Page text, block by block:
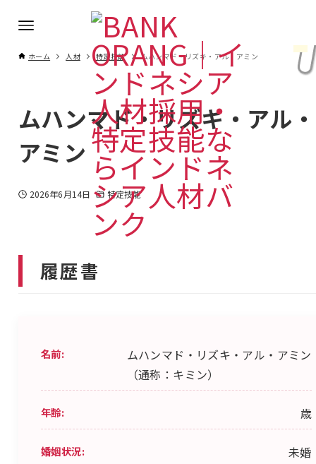
ホーム 人材 特定技能 ムハンマド・リズキ・アル・アミン
ムハンマド・リズキ・アル・
アミン
2026年6月14日 特定技能
履歴書
名前:
ムハンマド・リズキ・アル・アミン
（通称：キミン）
年齢: 歳
婚姻状況: 未婚